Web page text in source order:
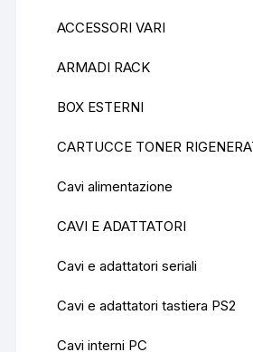
ACCESSORI VARI
ARMADI RACK
BOX ESTERNI
CARTUCCE TONER
Cavi alimentazione
CAVI E ADATTATORI
Cavi e adattatori seriali
Cavi e adattatori tastiera PS2
Cavi interni PC